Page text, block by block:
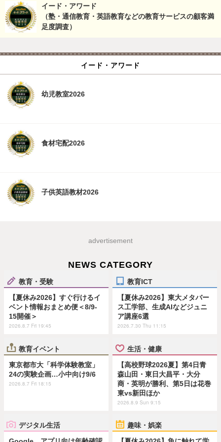
イード・アワード
（塾・通信教育・英語教育などの教育サービスの顧客満
足度調査）
イード・アワード
幼児教室2026
食材宅配2026
子供英語教材2026
advertisement
NEWS CATEGORY
教育・受験
【夏休み2026】すぐ行けるイ
ベント情報おまとめ便＜8/9-
15開催＞
2026.8.7 Fri 19:45
教育ICT
【夏休み2026】東大メタバー
ス工学部、生成AIなどジュニ
ア講座6選
2026.7.30 Thu 11:15
教育イベント
東京都市大「科学体験教室」
24の実験企画…小中向け9/6
2026.8.7 Fri 18:15
生活・健康
【高校野球2026夏】第4日青
森山田・東日大昌平・大分
商・英明が勝利、第5日は花巻
東vs新田ほか
2026.8.9 Sun 9:15
デジタル生活 趣味・娯楽